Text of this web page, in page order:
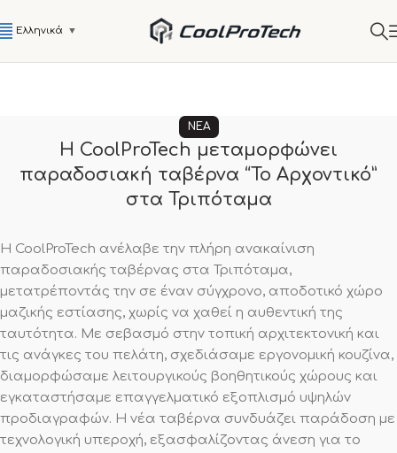
Ελληνικά ▼
ΝΈΑ
Η CoolProTech μεταμορφώνει
παραδοσιακή ταβέρνα “Το Αρχοντικό”
στα Τριπόταμα
Η CoolProTech ανέλαβε την πλήρη ανακαίνιση
παραδοσιακής ταβέρνας στα Τριπόταμα,
μετατρέποντάς την σε έναν σύγχρονο, αποδοτικό χώρο
μαζικής εστίασης, χωρίς να χαθεί η αυθεντική της
ταυτότητα. Με σεβασμό στην τοπική αρχιτεκτονική και
τις ανάγκες του πελάτη, σχεδιάσαμε εργονομική κουζίνα,
διαμορφώσαμε λειτουργικούς βοηθητικούς χώρους και
εγκαταστήσαμε επαγγελματικό εξοπλισμό υψηλών
προδιαγραφών. Η νέα ταβέρνα συνδυάζει παράδοση με
τεχνολογική υπεροχή, εξασφαλίζοντας άνεση για το